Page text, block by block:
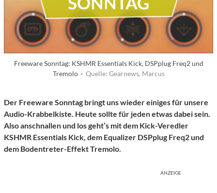
Freeware Sonntag: KSHMR Essentials Kick, DSPplug Freq2 und
Tremolo · Quelle: Gearnews, Marcus
Der Freeware Sonntag bringt uns wieder einiges für unsere
Audio-Krabbelkiste. Heute sollte für jeden etwas dabei sein.
Also anschnallen und los geht’s mit dem Kick-Veredler
KSHMR Essentials Kick, dem Equalizer DSPplug Freq2 und
dem Bodentreter-Effekt Tremolo.
ANZEIGE